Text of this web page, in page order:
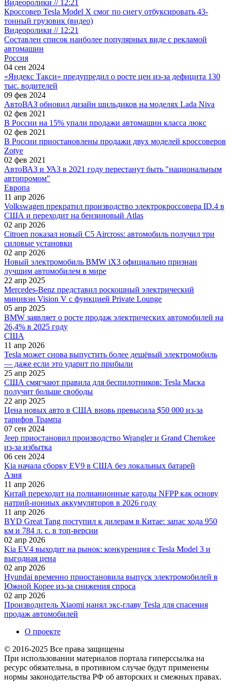
Видеоролики // 12:21
Кроссовер Tesla Model X смог по снегу отбуксировать 43-
тонный грузовик (видео)
Видеоролики // 12:21
Составлен список наиболее популярных виде с рекламой
автомашин
Россия
04 сен 2024
«Яндекс Такси» предупредил о росте цен из-за дефицита 130
тыс. водителей
09 фев 2024
АвтоВАЗ обновил дизайн шильдиков на моделях Lada Niva
02 фев 2021
В России на 15% упали продажи автомашин класса люкс
02 фев 2021
В России приостановлены продажи двух моделей кроссоверов
Zotye
02 фев 2021
АвтоВАЗ и УАЗ в 2021 году перестанут быть "национальным
автопромом"
Европа
11 апр 2026
Volkswagen прекратил производство электрокроссовера ID.4 в
США и переходит на бензиновый Atlas
02 апр 2026
Citroen показал новый C5 Aircross: автомобиль получил три
силовые установки
02 апр 2026
Новый электромобиль BMW iX3 официально признан
лучшим автомобилем в мире
22 апр 2025
Mercedes-Benz представил роскошный электрический
минивэн Vision V с функцией Private Lounge
05 апр 2025
BMW заявляет о росте продаж электрических автомобилей на
26,4% в 2025 году
США
11 апр 2026
Tesla может снова выпустить более дешёвый электромобиль
— даже если это ударит по прибыли
25 апр 2025
США смягчают правила для беспилотников: Tesla Маска
получит больше свободы
22 апр 2025
Цена новых авто в США вновь превысила $50 000 из-за
тарифов Трампа
07 сен 2024
Jeep приостановил производство Wrangler и Grand Cherokee
из-за избытка
06 сен 2024
Kia начала сборку EV9 в США без локальных батарей
Азия
11 апр 2026
Китай переходит на полианионные катоды NFPP как основу
натрий-ионных аккумуляторов в 2026 году
11 апр 2026
BYD Great Tang поступил к дилерам в Китае: запас хода 950
км и 784 л. с. в топ-версии
02 апр 2026
Kia EV4 выходит на рынок: конкуренция с Tesla Model 3 и
выгодная цена
02 апр 2026
Hyundai временно приостановила выпуск электромобилей в
Южной Корее из-за снижения спроса
02 апр 2026
Производитель Xiaomi нанял экс-главу Tesla для спасения
продаж автомобилей
О проекте
© 2016-2025 Все права защищены
При использовании материалов портала гиперссылка на
ресурс обязательна, в противном случае будут применены
нормы законодательства РФ об авторских и смежных правах.